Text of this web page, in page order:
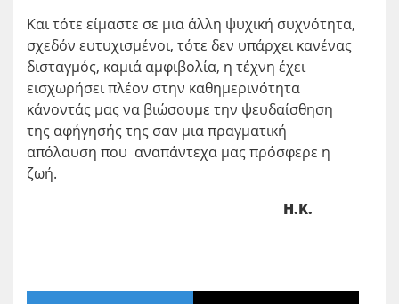
Και τότε είμαστε σε μια άλλη ψυχική συχνότητα,
σχεδόν ευτυχισμένοι, τότε δεν υπάρχει κανένας
δισταγμός, καμιά αμφιβολία, η τέχνη έχει
εισχωρήσει πλέον στην καθημερινότητα
κάνοντάς μας να βιώσουμε την ψευδαίσθηση
της αφήγησής της σαν μια πραγματική
απόλαυση που αναπάντεχα μας πρόσφερε η
ζωή.
Η.Κ.